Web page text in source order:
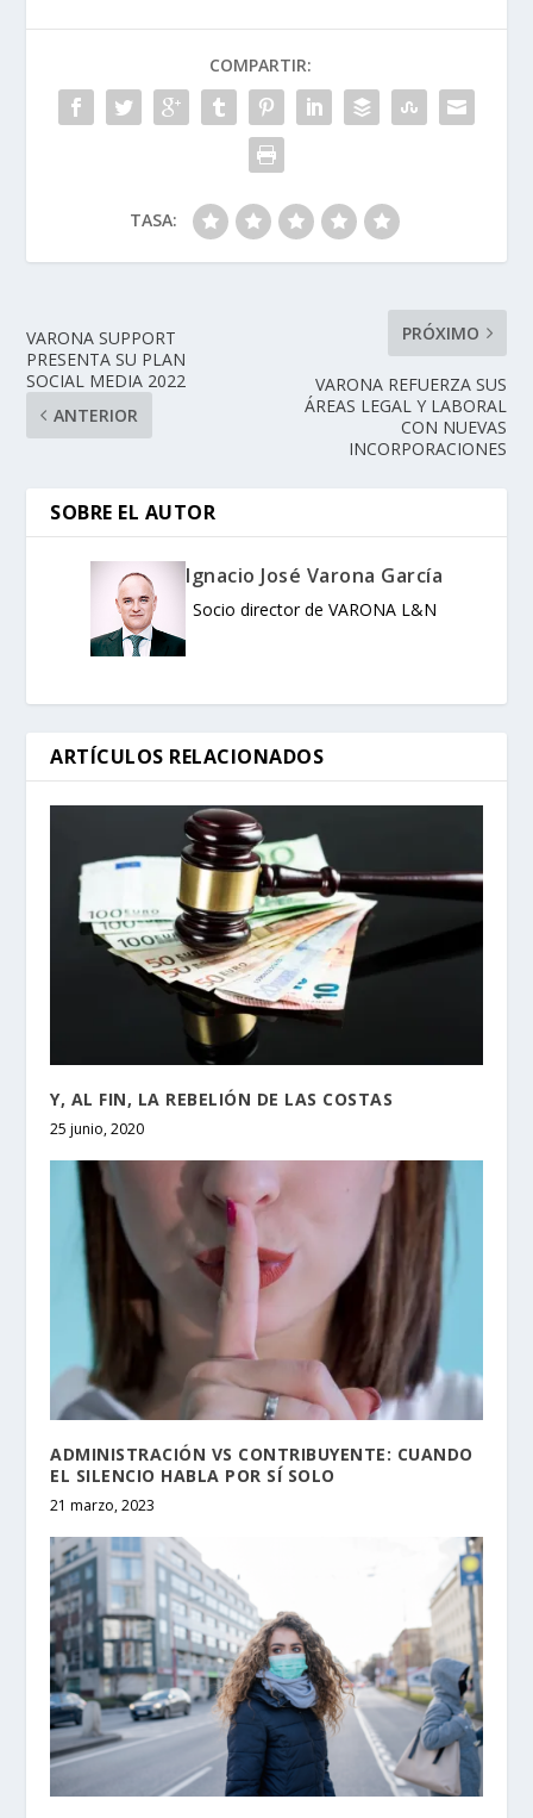
COMPARTIR:
TASA:
VARONA SUPPORT
PRESENTA SU PLAN
SOCIAL MEDIA 2022
ANTERIOR
PRÓXIMO
VARONA REFUERZA SUS
ÁREAS LEGAL Y LABORAL
CON NUEVAS
INCORPORACIONES
SOBRE EL AUTOR
Ignacio José Varona García
Socio director de VARONA L&N
ARTÍCULOS RELACIONADOS
Y, AL FIN, LA REBELIÓN DE LAS COSTAS
25 junio, 2020
ADMINISTRACIÓN VS CONTRIBUYENTE: CUANDO
EL SILENCIO HABLA POR SÍ SOLO
21 marzo, 2023